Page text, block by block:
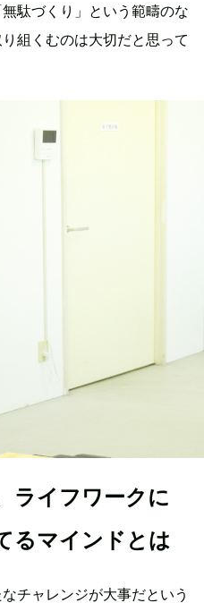
駄づくり」という範疇のな
組くむのは大切だと思って
ライフワークに
るマインドとは
チャレンジが大事だという